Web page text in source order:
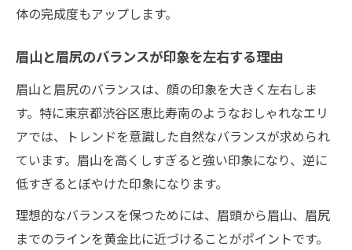
体の完成度もアップします。
眉山と眉尻のバランスが印象を左右する理由
眉山と眉尻のバランスは、顔の印象を大きく左右しま
す。特に東京都渋谷区恵比寿南のようなおしゃれなエリ
アでは、トレンドを意識した自然なバランスが求められ
ています。眉山を高くしすぎると強い印象になり、逆に
低すぎるとぼやけた印象になります。
理想的なバランスを保つためには、眉頭から眉山、眉尻
までのラインを黄金比に近づけることがポイントです。